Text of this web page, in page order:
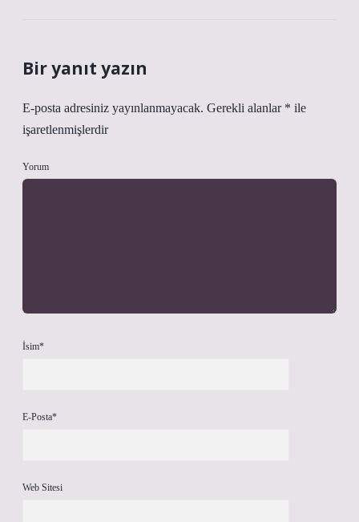
Bir yanıt yazın
E-posta adresiniz yayınlanmayacak. Gerekli alanlar * ile
işaretlenmişlerdir
Yorum
İsim*
E-Posta*
Web Sitesi